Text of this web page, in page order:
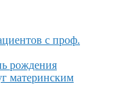
с проф.
рождения
материнским